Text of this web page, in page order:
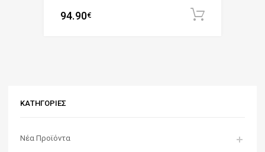
94.90€
ΚΑΤΗΓΟΡΊΕΣ
Νέα Προϊόντα